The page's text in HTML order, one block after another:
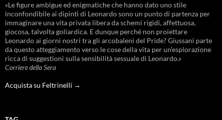
«Le figure ambigue ed enigmatiche che hanno dato uno stile
inconfondibile ai dipinti di Leonardo sono un punto di partenza per
immaginare una vita privata libera da schemi rigidi, affettuosa,
giocosa, talvolta goliardica. E dunque perché non proiettare
Leonardo ai giorni nostri tra gli arcobaleni del Pride? Giussani parte
da questo atteggiamento verso le cose della vita per un’esplorazione
ricca di suggestioni sulla sensibilità sessuale di Leonardo.»
Corriere della Sera
Acquista su Feltrinelli →